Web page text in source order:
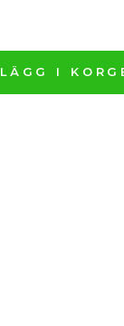
LÄGG I